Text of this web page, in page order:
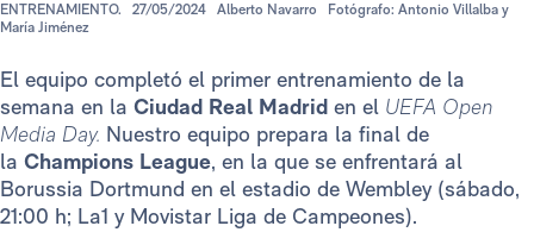
ENTRENAMIENTO. 27/05/2024 Alberto Navarro
Fotógrafo: Antonio Villalba y
María Jiménez
El equipo completó el primer entrenamiento de la
semana en la Ciudad Real Madrid en el UEFA Open
Media Day. Nuestro equipo prepara la final de
la Champions League, en la que se enfrentará al
Borussia Dortmund en el estadio de Wembley (sábado,
21:00 h; La1 y Movistar Liga de Campeones).